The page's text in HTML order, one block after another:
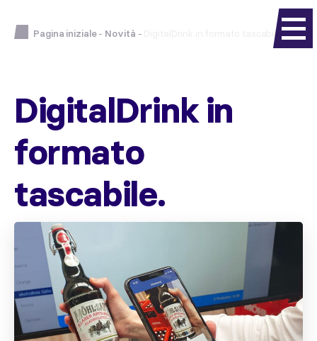
Pagina iniziale- Novità - DigitalDrink in formato tascabile.
DigitalDrink in
formato
tascabile.